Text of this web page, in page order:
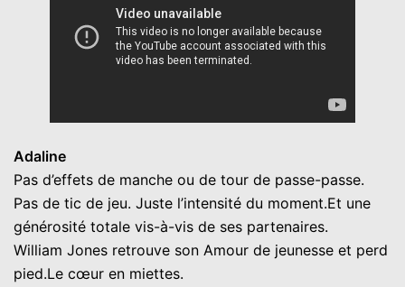
Adaline
Pas d’effets de manche ou de tour de passe-passe.
Pas de tic de jeu. Juste l’intensité du moment.Et une
générosité totale vis-à-vis de ses partenaires.
William Jones retrouve son Amour de jeunesse et perd
pied.Le cœur en miettes.